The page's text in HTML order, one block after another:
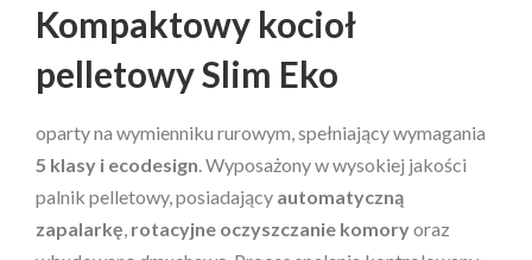
Kompaktowy kocioł
pelletowy Slim Eko
oparty na wymienniku rurowym, spełniający wymagania
5 klasy i ecodesign . Wyposażony w wysokiej jakości
palnik pelletowy, posiadający automatyczną
zapalarkę rotacyjne oczyszczanie komoryoraz